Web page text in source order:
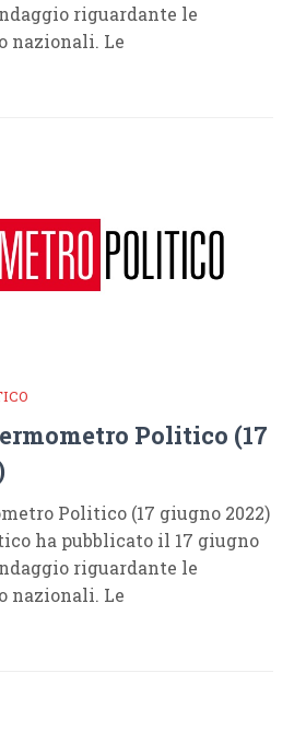
riguardante le
nazionali. Le
Politico (17
Politico (17 giugno 2022)
ha pubblicato il 17 giugno
riguardante le
nazionali. Le